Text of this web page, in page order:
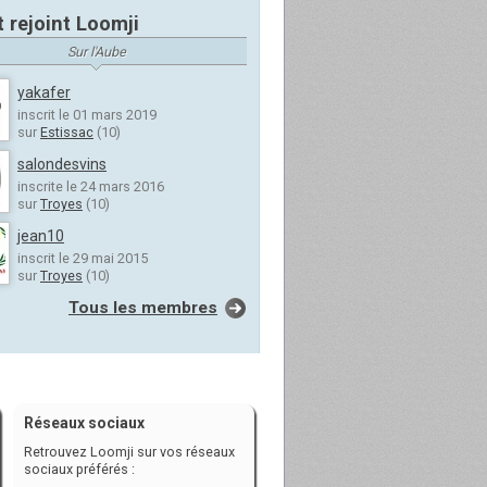
rejoint Loomji
Sur l'Aube
yakafer
inscrit le 01 mars 2019
sur Estissac (10)
salondesvins
inscrite le 24 mars 2016
sur Troyes (10)
jean10
inscrit le 29 mai 2015
sur Troyes (10)
Tous les membres
Réseaux sociaux
Retrouvez Loomji sur vos réseaux
sociaux préférés :